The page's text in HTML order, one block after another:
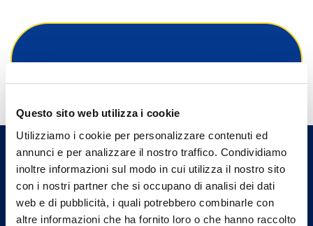
Questo sito web utilizza i cookie
Utilizziamo i cookie per personalizzare contenuti ed
annunci e per analizzare il nostro traffico. Condividiamo
inoltre informazioni sul modo in cui utilizza il nostro sito
con i nostri partner che si occupano di analisi dei dati
web e di pubblicità, i quali potrebbero combinarle con
altre informazioni che ha fornito loro o che hanno raccolto
Trova l'Agenzia più vicina a te e parla con
un nostro Agente.
Contattaci